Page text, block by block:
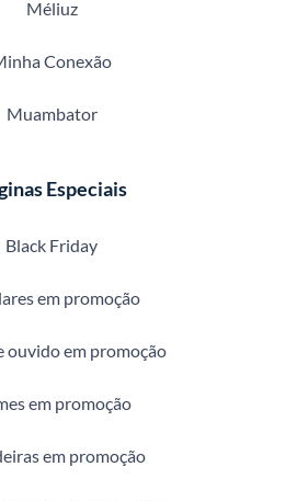
Méliuz
Conexão
Muambator
Especiais
Black Friday
em promoção
ouvido em promoção
em promoção
em promoção